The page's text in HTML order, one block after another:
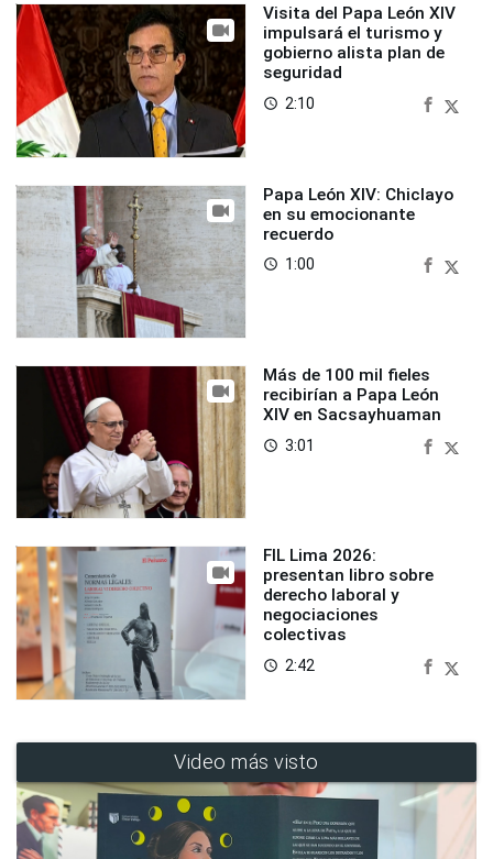
Visita del Papa León XIV
impulsará el turismo y
gobierno alista plan de
seguridad
access_time 2:10
Papa León XIV: Chiclayo
en su emocionante
recuerdo
access_time 1:00
Más de 100 mil fieles
recibirían a Papa León
XIV en Sacsayhuaman
access_time 3:01
FIL Lima 2026:
presentan libro sobre
derecho laboral y
negociaciones
colectivas
access_time 2:42
Video más visto